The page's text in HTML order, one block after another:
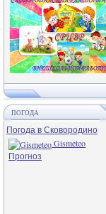
ПОГОДА
Погода в Сковородино
Gismeteo
Прогноз